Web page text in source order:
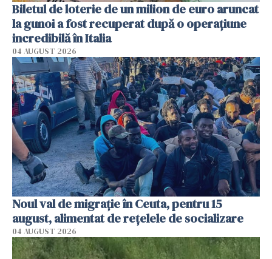
Biletul de loterie de un milion de euro aruncat
la gunoi a fost recuperat după o operațiune
incredibilă în Italia
04 AUGUST 2026
Noul val de migrație în Ceuta, pentru 15
august, alimentat de rețelele de socializare
04 AUGUST 2026